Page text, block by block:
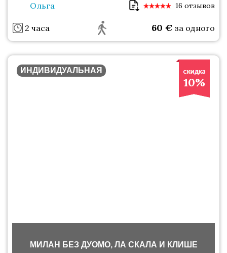
Ольга 16 отзывов
2 часа 60 € за одного
10%
ИНДИВИДУАЛЬНАЯ
МИЛАН БЕЗ ДУОМО, ЛА СКАЛА И КЛИШЕ